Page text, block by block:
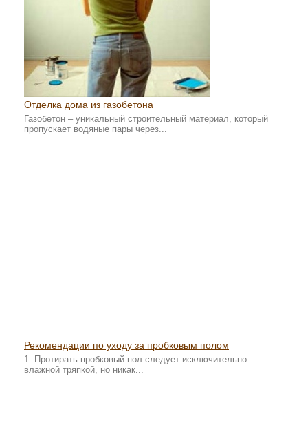
Отделка дома из газобетона
Газобетон – уникальный строительный материал, который
пропускает водяные пары через...
Рекомендации по уходу за пробковым полом
1: Протирать пробковый пол следует исключительно
влажной тряпкой, но никак...